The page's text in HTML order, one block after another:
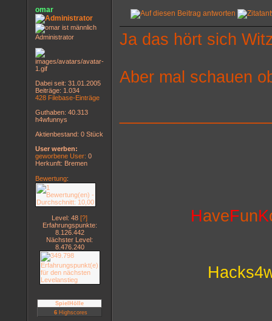
omar
Administrator
Dabei seit: 31.01.2005
Beiträge: 1.034
428 Filebase-Einträge
Guthaben: 40.313
h4wfunnys
Aktienbestand: 0 Stück
User werben:
geworbene User: 0
Herkunft: Bremen
Bewertung:
Level: 48 [?]
Erfahrungspunkte:
8.126.442
Nächster Level:
8.476.240
SpielHölle
6Highscores
Ja das hört sich
Aber mal schauen
HaveFunK